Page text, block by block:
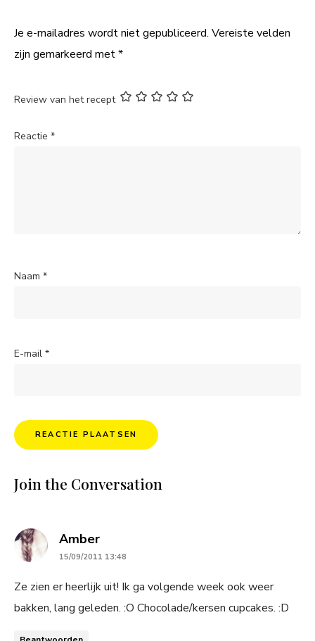
Je e-mailadres wordt niet gepubliceerd. Vereiste velden
zijn gemarkeerd met*
Review van het recept
Reactie *
Naam *
E-mail *
Join the Conversation
Ambersays:
15/09/2011 13:48
Ze zien er heerlijk uit! Ik ga volgende week ook weer
bakken, lang geleden. :O Chocolade/kersen cupcakes. :D